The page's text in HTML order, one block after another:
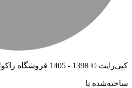
کپی‌رایت © 1398 - 1405 فروشگاه راکولو،همه حقوق محفوظ است.
ساخته‌شده ‌با